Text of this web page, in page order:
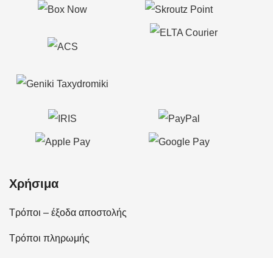
Χρήσιμα
Τρόποι – έξοδα αποστολής
Τρόποι πληρωμής